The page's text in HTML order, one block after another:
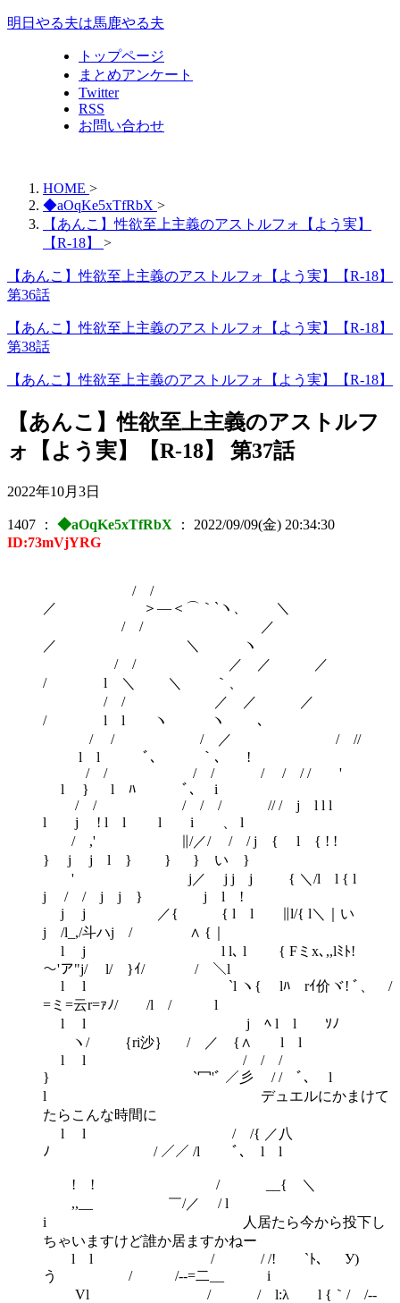
明日やる夫は馬鹿やる夫
トップページ
まとめアンケート
Twitter
RSS
お問い合わせ
HOME >
◆aOqKe5xTfRbX >
【あんこ】性欲至上主義のアストルフォ【よう実】
【R-18】
>
【あんこ】性欲至上主義のアストルフォ【よう実】【R-18】
第36話
【あんこ】性欲至上主義のアストルフォ【よう実】【R-18】
第38話
【あんこ】性欲至上主義のアストルフォ【よう実】【R-18】
【あんこ】性欲至上主義のアストルフ
ォ【よう実】【R-18】 第37話
2022年10月3日
1407 ： ◆aOqKe5xTfRbX ： 2022/09/09(金) 20:34:30
ID:73mVjYRG
/ /
／ ＞―＜⌒｀`ヽ、 ＼
/ / ／
／ ＼ ヽ
/ / ／ ／ ／
/ l ＼ ＼ ｀、
/ / ／ ／ ／
/ l l ヽ ヽ ､
/ / / ／ / //
l l ﾞ､ ｀、 !
/ / / / / / / / '
l } l ﾊ ﾞ､ i
/ / / / / // / j l l l
l j ! l l l i 、 l
/ ,' ∥/／/ / / j { l { ! !
} j j l } } } い }
' j／ j j j { ＼/l l { l
j / / j j } j l !
j j ／{ { l l ∥l/{ l＼｜い
j /l_,/斗ハj / ∧ {｜
l j l l､ l { Fミx､,,lﾐﾄ!
～'ア"j/ l/ }ｲ/ / ＼l
l l `l ヽ{ lﾊ rｲ价ヾ! ﾞ、 /
=ミ=云r=ｧﾉ/ /l / l
l l j ﾍ l l ゞｿﾉ
ヽ/ ｛ri沙｝ / ／ {∧ l l
l l / / /
} `冖'ﾞ ／彡 / / ﾞ､ l
l デュエルにかまけて
たらこんな時間に
l l / /{ ／八
ﾉ ￣/ ／／ /l ﾞ､ l l
! ! / __{ ＼
,,__ ￣/／ / l
i 人居たら今から投下し
ちゃいますけど誰か居ますかねー
l l / / /! `ﾄ、 У)
う / /‐-=二__ i
Vl / / l:λ l {｀/ /-‐